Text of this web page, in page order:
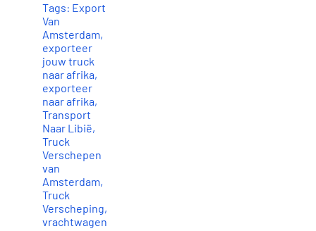
Tags: Export
Van
Amsterdam,
exporteer
jouw truck
naar afrika,
exporteer
naar afrika,
Transport
Naar Libië,
Truck
Verschepen
van
Amsterdam,
Truck
Verscheping,
vrachtwagen